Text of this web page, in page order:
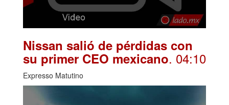
Nissan salió de pérdidas con
su primer CEO mexicano. 04:10
Expresso Matutino